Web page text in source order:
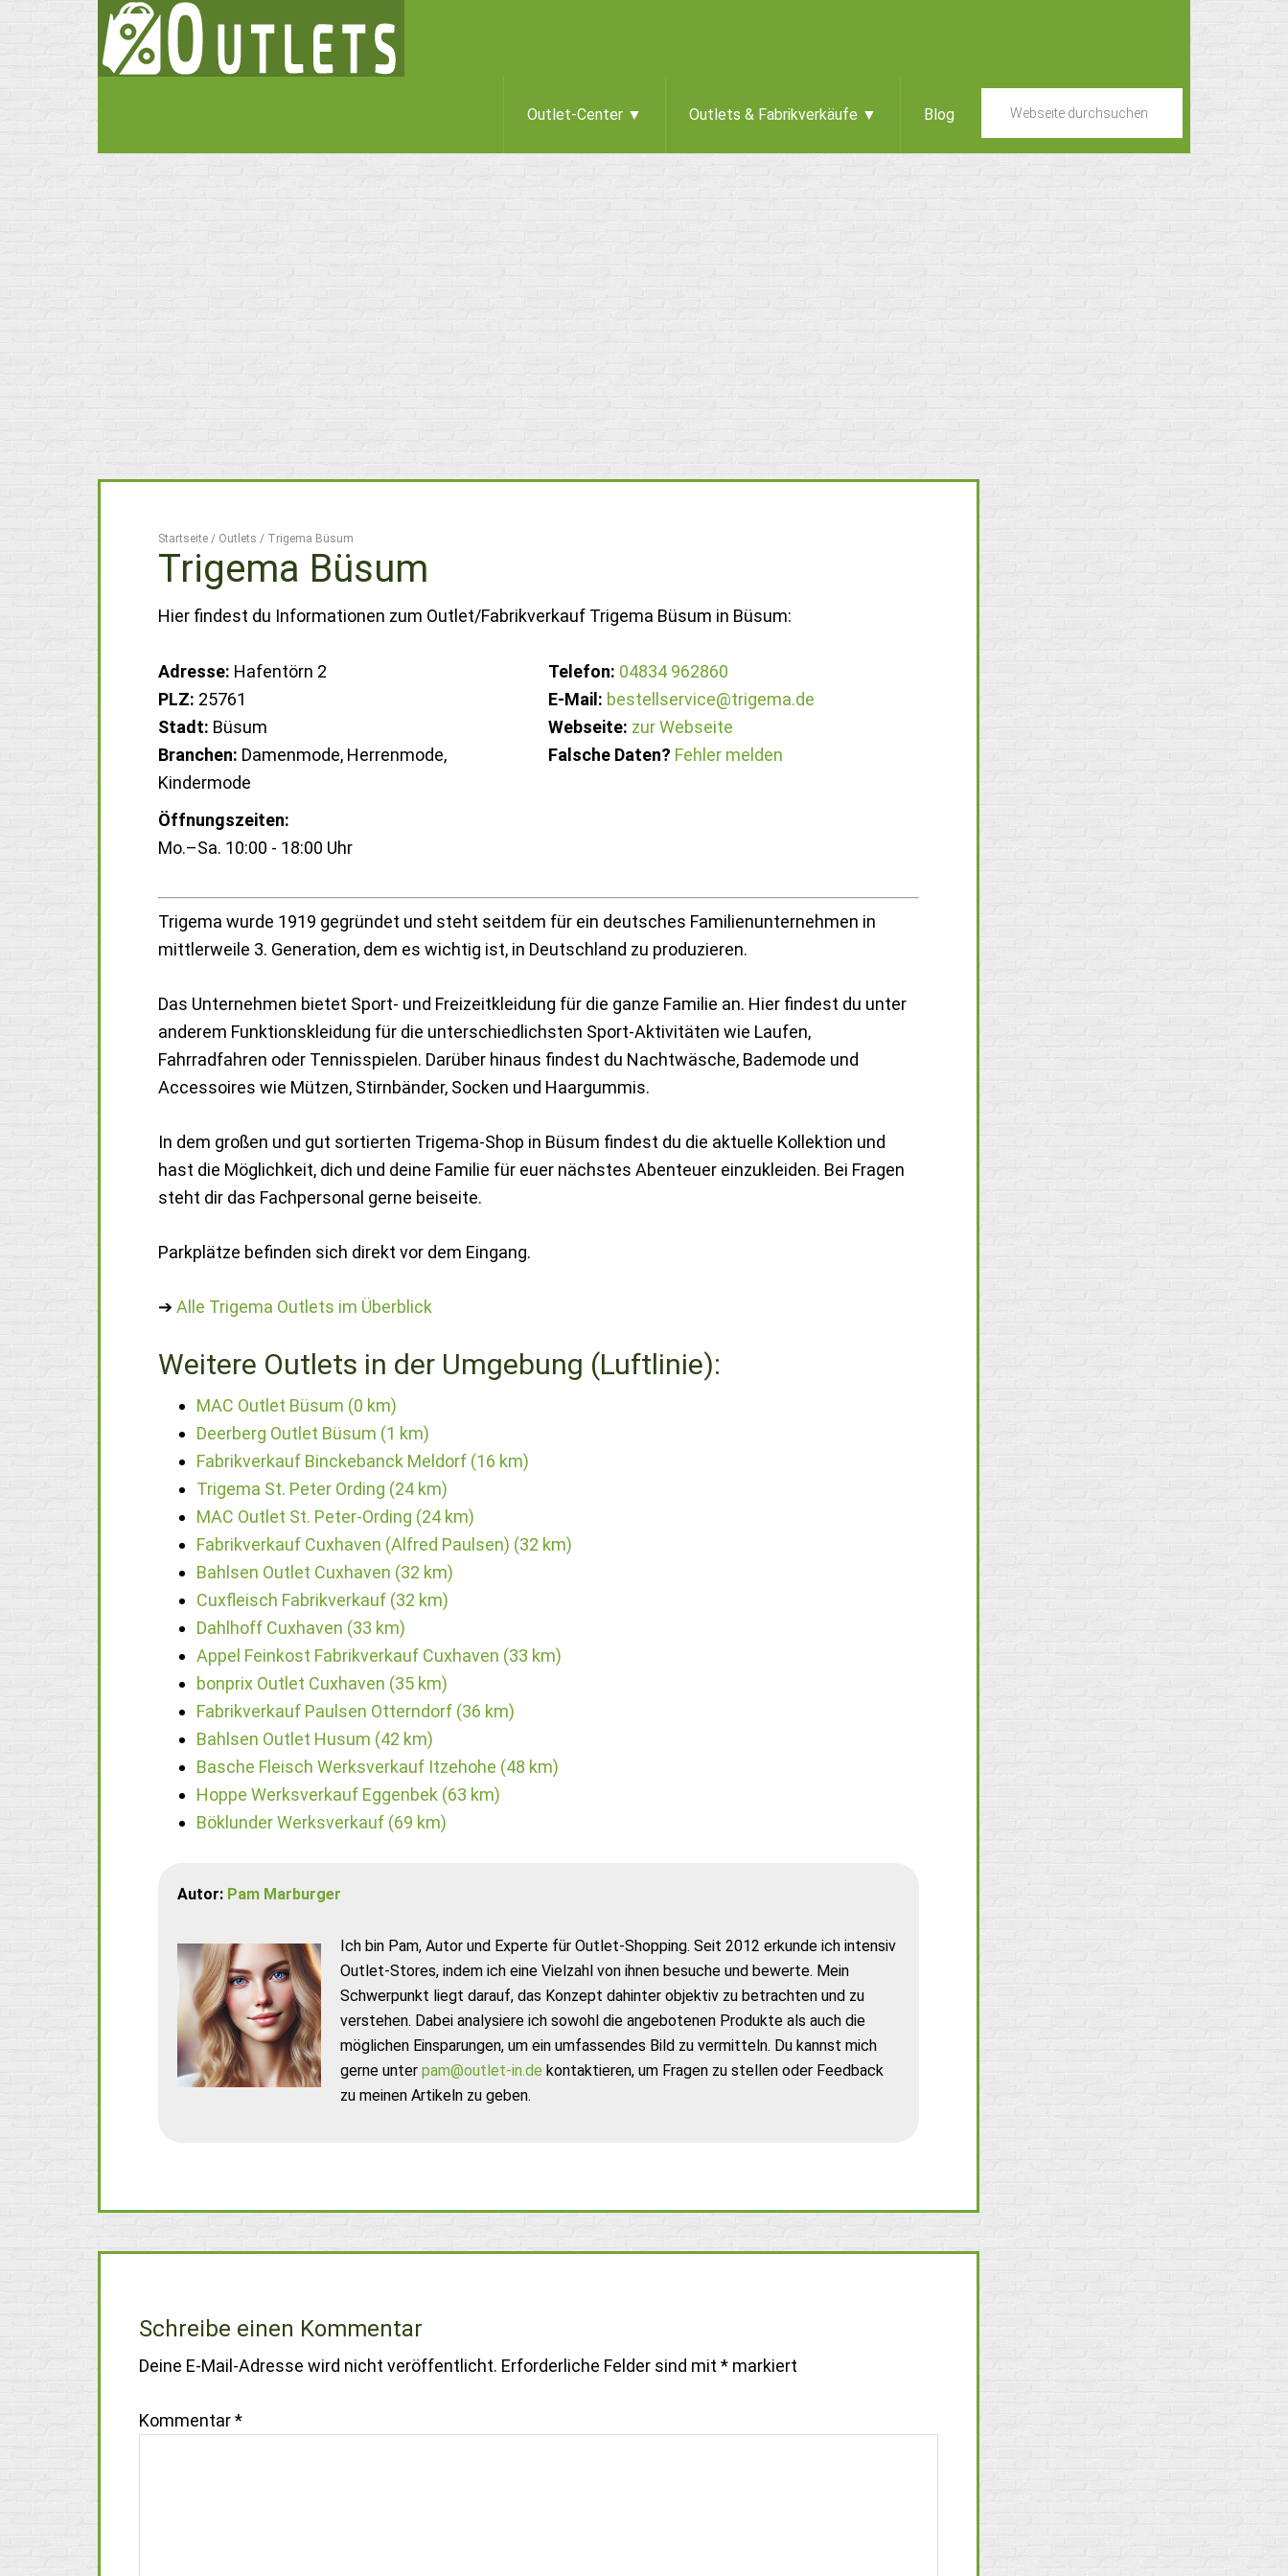
Outlet-Center ▼ Outlets & Fabrikverkäufe ▼ Blog
Startseite / Outlets / Trigema Büsum
Trigema Büsum
Hier findest du Informationen zum Outlet/Fabrikverkauf Trigema Büsum in Büsum:
Adresse: Hafentörn 2
PLZ: 25761
Stadt: Büsum
Branchen: Damenmode, Herrenmode,
Kindermode
Telefon: 04834 962860
E-Mail: bestellservice@trigema.de
Webseite: zur Webseite
Falsche Daten? Fehler melden
Öffnungszeiten:
Mo.–Sa. 10:00 - 18:00 Uhr
Trigema wurde 1919 gegründet und steht seitdem für ein deutsches Familienunternehmen in
mittlerweile 3. Generation, dem es wichtig ist, in Deutschland zu produzieren.
Das Unternehmen bietet Sport- und Freizeitkleidung für die ganze Familie an. Hier findest du unter
anderem Funktionskleidung für die unterschiedlichsten Sport-Aktivitäten wie Laufen,
Fahrradfahren oder Tennisspielen. Darüber hinaus findest du Nachtwäsche, Bademode und
Accessoires wie Mützen, Stirnbänder, Socken und Haargummis.
In dem großen und gut sortierten Trigema-Shop in Büsum findest du die aktuelle Kollektion und
hast die Möglichkeit, dich und deine Familie für euer nächstes Abenteuer einzukleiden. Bei Fragen
steht dir das Fachpersonal gerne beiseite.
Parkplätze befinden sich direkt vor dem Eingang.
➔ Alle Trigema Outlets im Überblick
Weitere Outlets in der Umgebung (Luftlinie):
MAC Outlet Büsum (0 km)
Deerberg Outlet Büsum (1 km)
Fabrikverkauf Binckebanck Meldorf (16 km)
Trigema St. Peter Ording (24 km)
MAC Outlet St. Peter-Ording (24 km)
Fabrikverkauf Cuxhaven (Alfred Paulsen) (32 km)
Bahlsen Outlet Cuxhaven (32 km)
Cuxfleisch Fabrikverkauf (32 km)
Dahlhoff Cuxhaven (33 km)
Appel Feinkost Fabrikverkauf Cuxhaven (33 km)
bonprix Outlet Cuxhaven (35 km)
Fabrikverkauf Paulsen Otterndorf (36 km)
Bahlsen Outlet Husum (42 km)
Basche Fleisch Werksverkauf Itzehohe (48 km)
Hoppe Werksverkauf Eggenbek (63 km)
Böklunder Werksverkauf (69 km)
Autor: Pam Marburger
Ich bin Pam, Autor und Experte für Outlet-Shopping. Seit 2012 erkunde ich intensiv
Outlet-Stores, indem ich eine Vielzahl von ihnen besuche und bewerte. Mein
Schwerpunkt liegt darauf, das Konzept dahinter objektiv zu betrachten und zu
verstehen. Dabei analysiere ich sowohl die angebotenen Produkte als auch die
möglichen Einsparungen, um ein umfassendes Bild zu vermitteln. Du kannst mich
gerne unter pam@outlet-in.de kontaktieren, um Fragen zu stellen oder Feedback
zu meinen Artikeln zu geben.
Schreibe einen Kommentar
Deine E-Mail-Adresse wird nicht veröffentlicht. Erforderliche Felder sind mit * markiert
Kommentar*